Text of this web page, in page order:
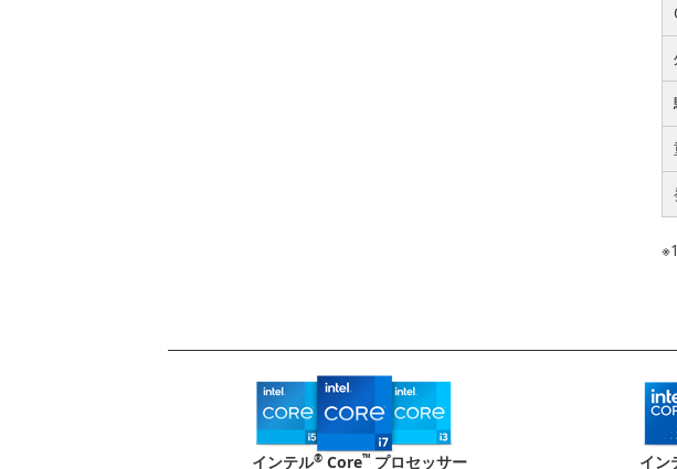
インテル®Core™プロセッサー イン